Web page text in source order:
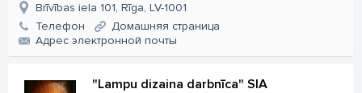
Brīvības iela 101, Rīga, LV-1001
Телефон
Домашняя страница
Aдрес электронной почты
"Lampu dizaina darbnīca" SIA